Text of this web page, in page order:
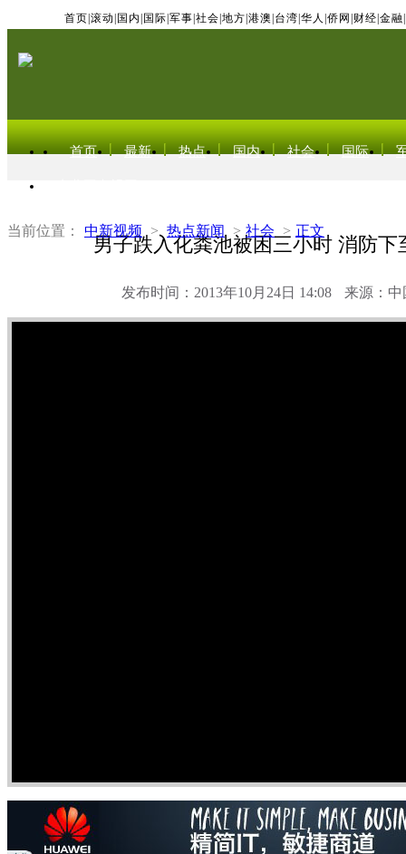
首页 滚动 国内 国际 军事 社会 地方 港澳 台湾 华人 侨网 财经 金融
首页 最新 热点 国内 社会 国际
当前位置： 中新视频 > 热点新闻 > 社会 > 正文
男子跌入化粪池被困三小时 消防下
发布时间：2013年10月24日 14:08 来源：中